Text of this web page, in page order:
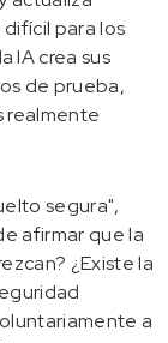
para los
IA crea sus
de prueba,
realmente
segura",
afirmar que la
¿Existe la
a